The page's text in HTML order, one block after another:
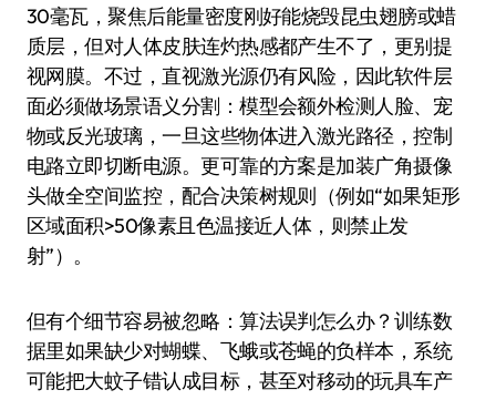
30毫瓦，聚焦后能量密度刚好能烧毁昆虫翅膀或蜡
质层，但对人体皮肤连灼热感都产生不了，更别提
视网膜。不过，直视激光源仍有风险，因此软件层
面必须做场景语义分割：模型会额外检测人脸、宠
物或反光玻璃，一旦这些物体进入激光路径，控制
电路立即切断电源。更可靠的方案是加装广角摄像
头做全空间监控，配合决策树规则（例如“如果矩形
区域面积>50像素且色温接近人体，则禁止发
射”）。
但有个细节容易被忽略：算法误判怎么办？训练数
据里如果缺少对蝴蝶、飞蛾或苍蝇的负样本，系统
可能把大蚊子错认成目标，甚至对移动的玩具车产